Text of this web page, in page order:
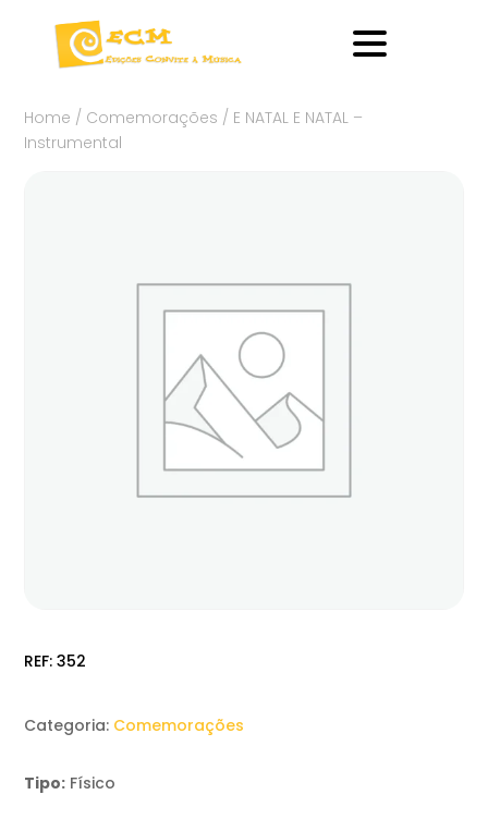
Home / Comemorações / E NATAL E NATAL –
Instrumental
REF:352
Categoria: Comemorações
Tipo: Físico